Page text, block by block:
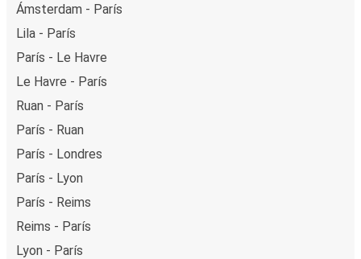
Ámsterdam - París
Lila - París
París - Le Havre
Le Havre - París
Ruan - París
París - Ruan
París - Londres
París - Lyon
París - Reims
Reims - París
Lyon - París